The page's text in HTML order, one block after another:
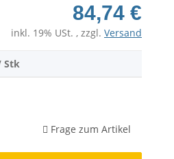
84,74 €
inkl. 19% USt. , zzgl. Versand
Stk
Frage zum Artikel